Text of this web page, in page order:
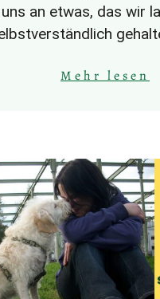
uns an etwas, das wir
vielen von uns
Mehr lesen